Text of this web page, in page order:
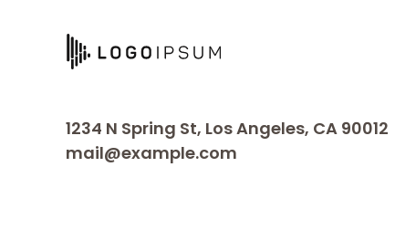
1234 N Spring St, Los Angeles, CA 90012
mail@example.com